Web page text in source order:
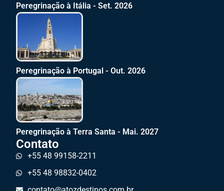
Peregrinação à Itália - Set. 2026
Peregrinação à Portugal - Out. 2026
Peregrinação à Terra Santa - Mai. 2027
Contato
+55 48 99158-2211
+55 48 98832-0402